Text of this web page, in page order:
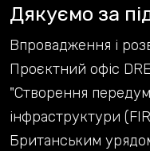
Дякуємо за
Впровадження і
Проєктний офіс
"Створення
інфраструктури
Британським